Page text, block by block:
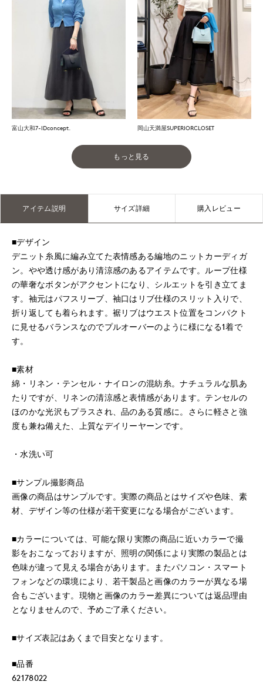
富山大和7-IDconcept. 岡山天満屋SUPERIORCLOSET
もっと見る
アイテム説明 サイズ詳細 購入レビュー
■デザイン
デニット糸風に編み立てた表情感ある編地のニットカーディガ
ン。やや透け感があり清涼感のあるアイテムです。ループ仕様
の華奢なボタンがアクセントになり、シルエットを引き立てま
す。袖元はパフスリーブ、袖口はリブ仕様のスリット入りで、
折り返しても着られます。裾リブはウエスト位置をコンパクト
に見せるバランスなのでプルオーバーのように様になる1着で
す。
■素材
綿・リネン・テンセル・ナイロンの混紡糸。ナチュラルな肌あ
たりですが、リネンの清涼感と表情感があります。テンセルの
ほのかな光沢もプラスされ、品のある質感に。さらに軽さと強
度も兼ね備えた、上質なデイリーヤーンです。
・水洗い可
■サンプル撮影商品
画像の商品はサンプルです。実際の商品とはサイズや色味、素
材、デザイン等の仕様が若干変更になる場合がございます。
■カラーについては、可能な限り実際の商品に近いカラーで撮
影をおこなっておりますが、照明の関係により実際の製品とは
色味が違って見える場合があります。またパソコン・スマート
フォンなどの環境により、若干製品と画像のカラーが異なる場
合もございます。現物と画像のカラー差異については返品理由
となりませんので、予めご了承ください。
■サイズ表記はあくまで目安となります。
■品番
62178022